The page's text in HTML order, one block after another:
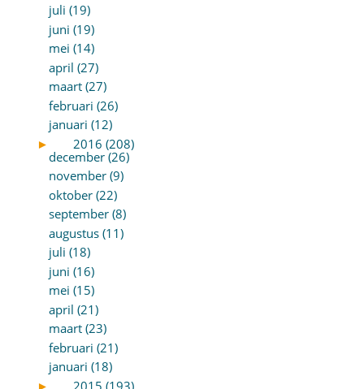
juli (19)
juni (19)
mei (14)
april (27)
maart (27)
februari (26)
januari (12)
►
2016 (208)
december (26)
november (9)
oktober (22)
september (8)
augustus (11)
juli (18)
juni (16)
mei (15)
april (21)
maart (23)
februari (21)
januari (18)
►
2015 (193)